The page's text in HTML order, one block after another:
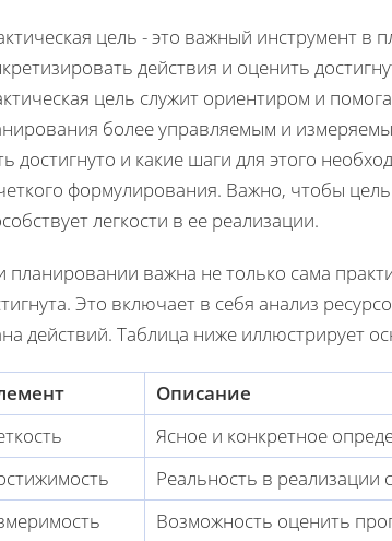
цель - это важный инструмент в
действия и оценить
цель служит ориентиром и
более управляемым и
достигнуто и какие шаги для этого
формулирования. Важно, чтобы
легкости в ее реализации.
планировании важна не только сама
Это включает в себя анализ
действий. Таблица ниже иллюстрирует
Описание
Ясное и конкретное
Реальность в реализации
Возможность оценить